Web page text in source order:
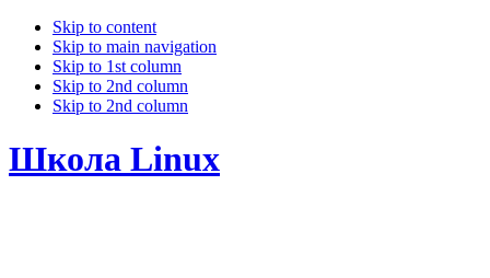
Skip to content
Skip to main navigation
Skip to 1st column
Skip to 2nd column
Skip to 2nd column
Школа Linux